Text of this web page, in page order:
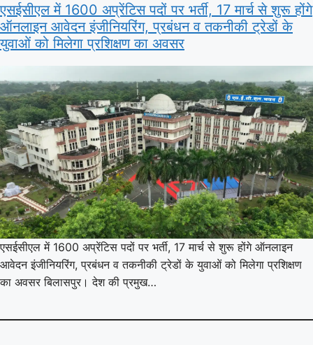
एसईसीएल में 1600 अप्रेंटिस पदों पर भर्ती, 17 मार्च से शुरू होंगे
ऑनलाइन आवेदन इंजीनियरिंग, प्रबंधन व तकनीकी ट्रेडों के
युवाओं को मिलेगा प्रशिक्षण का अवसर
एसईसीएल में 1600 अप्रेंटिस पदों पर भर्ती, 17 मार्च से शुरू होंगे ऑनलाइन
आवेदन इंजीनियरिंग, प्रबंधन व तकनीकी ट्रेडों के युवाओं को मिलेगा प्रशिक्षण
का अवसर बिलासपुर। देश की प्रमुख…